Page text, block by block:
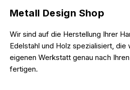
Metall Design Shop
Wir sind auf die Herstellung Ihrer
Edelstahl und Holz spezialisiert, die
eigenen Werkstatt genau nach
fertigen.